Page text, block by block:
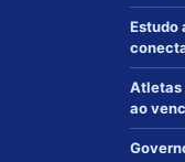
Estudo
Atletas
ao